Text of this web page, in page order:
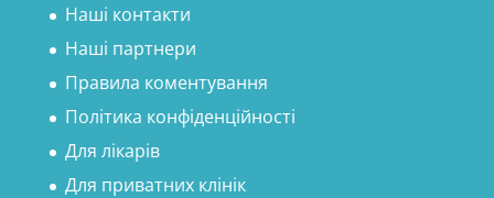
Наші контакти
Наші партнери
Правила коментування
Політика конфіденційності
Для лікарів
Для приватних клінік